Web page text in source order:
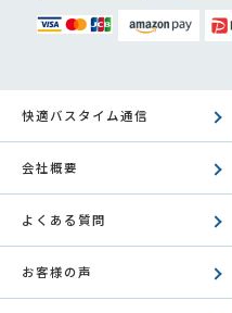
快適バスタイム通信
会社概要
よくある質問
お客様の声